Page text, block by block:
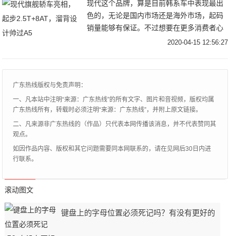
数据说话，其实这些也不是普通消费者关心
的重点，重点还是动力参数本身，毕竟上路
之后实实在在的动力储备比技术细节更吸引
现代这个品牌，算是目前韩系车中表现最出
色的，无论是国内市场还是海外市场，起码
销量能够有保证。不过想要在更多消费者心
目中留下好印象，就得走高端路线，为何说
肯定也有豪华品牌，它的名字叫做捷尼赛
思，如今现代官方就再次发布该品牌全新中
大型轿车——捷尼赛思G80。
2020-04-15 12:56:27
广东热线版权与免责声明：
一、凡本站中注明“来源：广东热线”的所有文字、图片和音视频，版权均属
广东热线所有，转载时必须注明“来源：广东热线”，并附上原文链接。
二、凡来源非广东热线的（作品）只代表本网传播该消息，并不代表赞同其
观点。
如因作品内容、版权和其它问题需要同本网联系的，请在见网后30日内进
行联系。
滚动图文
键盘上的字母位置必须死记吗？有没有更好的